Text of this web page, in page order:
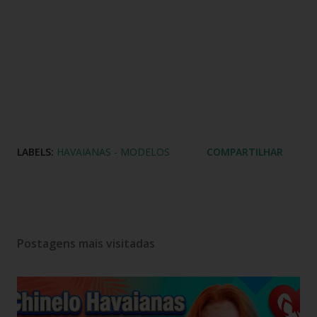
LABELS: HAVAIANAS - MODELOS COMPARTILHAR
Postagens mais visitadas